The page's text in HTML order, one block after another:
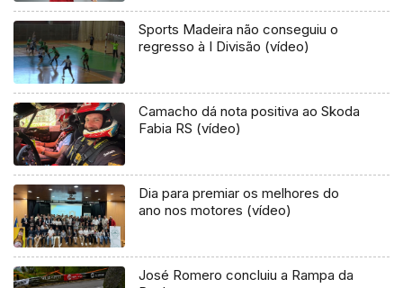
Sports Madeira não conseguiu o
regresso à I Divisão (vídeo)
Camacho dá nota positiva ao Skoda
Fabia RS (vídeo)
Dia para premiar os melhores do
ano nos motores (vídeo)
José Romero concluiu a Rampa da